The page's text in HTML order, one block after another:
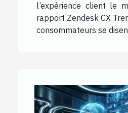
l’expérience client le
rapport Zendesk CX
consommateurs se